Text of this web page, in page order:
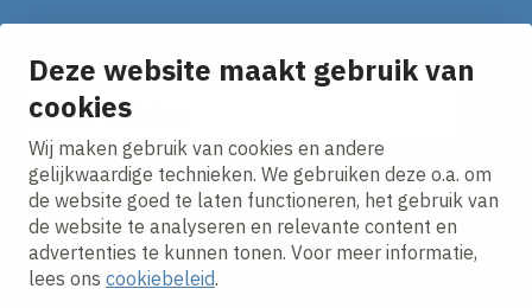
Deze website maakt gebruik van
cookies
Wij maken gebruik van cookies en andere
gelijkwaardige technieken. We gebruiken deze o.a. om
de website goed te laten functioneren, het gebruik van
de website te analyseren en relevante content en
advertenties te kunnen tonen. Voor meer informatie,
lees ons cookiebeleid.
Ontvang onze nieuws alerts in je mailbox!
E-mailadres
Ik ga akkoord met hetprivacy statement.